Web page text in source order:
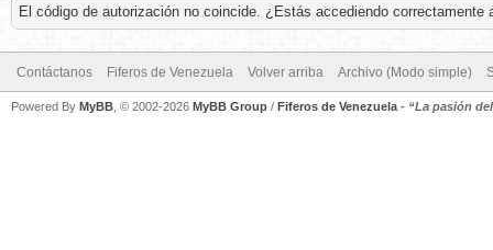
El código de autorización no coincide. ¿Estás accediendo
Contáctanos Fiferos de Venezuela Volver arriba Archivo (Modo simple)
Powered By MyBB , © 2002-2026 MyBB Group / Fiferos de Venezuela - “La pasión